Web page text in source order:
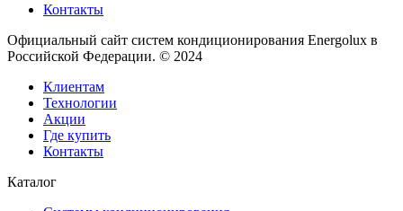
Контакты
Официальный сайт систем кондиционирования Energolux в
Российской Федерации. © 2024
Клиентам
Технологии
Акции
Где купить
Контакты
Каталог